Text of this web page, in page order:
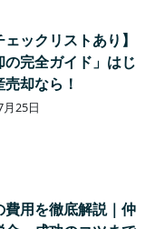
ェックリストあり】
の完全ガイド」はじ
却なら！
25日
費用を徹底解説｜仲